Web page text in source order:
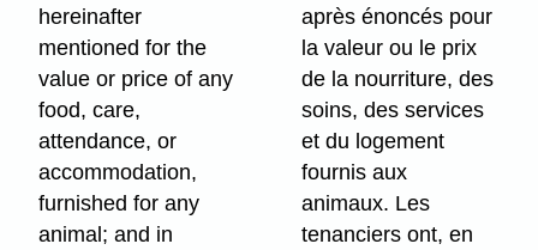
hereinafter
mentioned for the
value or price of any
food, care,
attendance, or
accommodation,
furnished for any
animal; and in
après énoncés pour
la valeur ou le prix
de la nourriture, des
soins, des services
et du logement
fournis aux
animaux. Les
tenanciers ont, en